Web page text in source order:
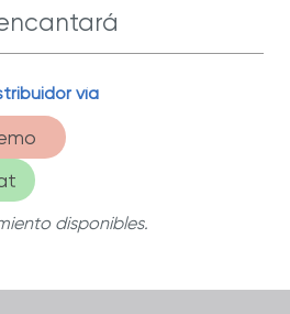
| Fabricado con
de la más alta calidad.
vía
disponibles.